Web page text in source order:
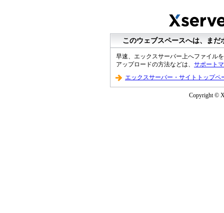
このウェブスペースへは、ま
早速、エックスサーバー上へファイル
アップロードの方法などは、 サポート
エックスサーバー・サイトトップペ
Copyright ©